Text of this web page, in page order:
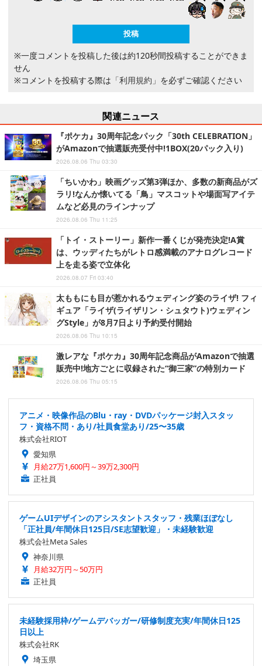
※一度コメントを投稿した後は約120秒間投稿することができま
せん
※コメントを投稿する際は 「利用規約」 を必ずご確認ください
関連ニュース
『ポケカ』30周年記念パック「30th CELEBRATION」
がAmazonで抽選販売受付中!1BOX(20パック入り)
2026.08.06 Thu 03:30
「ちいかわ」映画グッズ第3弾ほか、多数の新商品がズ
ラリ!なんか懐いてる「鳥」マスコットや場面写アイテ
ムなど必見のラインナップ
2026.08.06 Thu 11:25
「トイ・ストーリー」新作一番くじが発売決定!A賞
は、ウッディたちがレトロ感満載のアナログレコード
上を走る姿で立体化
2026.08.07 Fri 03:40
太ももにも目が惹かれるウェディング姿のライザ! フィ
ギュア「ライザ(ライザリン・シュタウト)ウェディン
グStyle」が8月7日より予約受付開始
2026.08.06 Thu 10:15
激レアな『ポケカ』30周年記念商品がAmazonで抽選
販売中!地方ごとに収録された“御三家”の特別カード
2026.08.06 Thu 05:15
アニメ・映像作品のBlu・ray・DVDパッケージ封入スタッ
フ・資格不問・あり/社員食堂あり/25〜35歳
株式会社RIOT
愛知県
月給27万1,600円～39万2,300円
正社員
ゲームUIデザインのアシスタントスタッフ・残業ほぼなし
「正社員/年間休日125日/SE志望歓迎」・未経験歓迎
株式会社Meta Sales
神奈川県
月給32万円～50万円
正社員
未経験採用枠/ゲームデバッガー/研修制度充実/年間休日125
日以上
株式会社RK
埼玉県